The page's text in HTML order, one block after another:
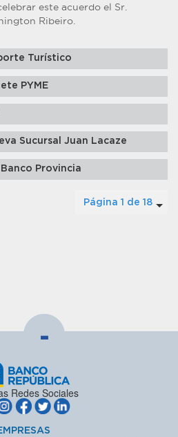
este acuerdo el Sr.
Ribeiro.
Turístico
PYME
Sucursal Juan Lacaze
Provincia
Página 1 de 18
-
Redes Sociales